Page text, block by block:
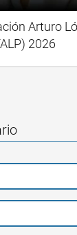
Arturo
2026